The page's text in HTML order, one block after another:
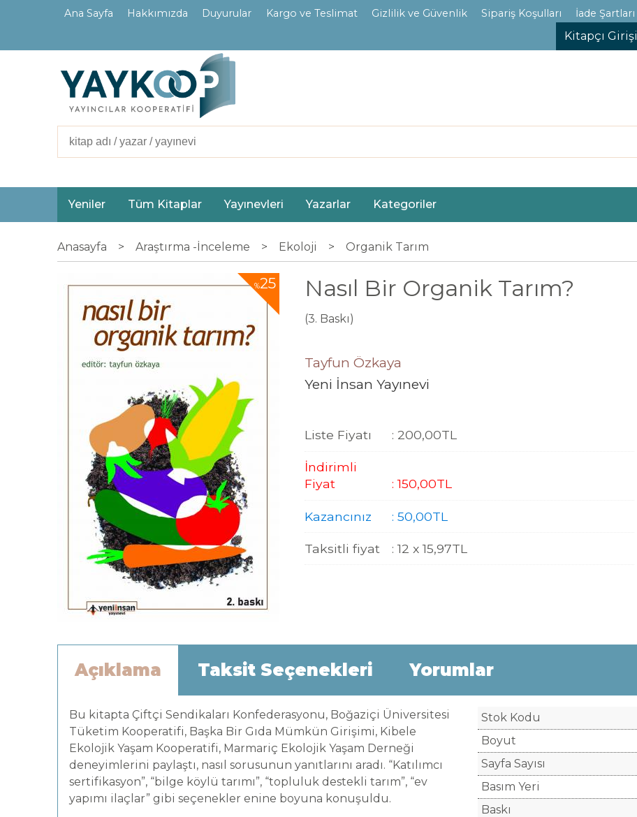
Ana Sayfa Hakkımızda Duyurular Kargo ve Teslimat Gizlilik ve Güvenlik Sipariş Koşulları İade Şartları
Kitapçı Girişi
Yeniler Tüm Kitaplar Yayınevleri Yazarlar Kategoriler
Anasayfa > Araştırma -İnceleme > Ekoloji > Organik Tarım
%25 Nasıl Bir Organik Tarım?
(3. Baskı)
Tayfun Özkaya
Yeni İnsan Yayınevi
Liste Fiyatı : 200,00TL
İndirimli
Fiyat
:150,00TL
Kazancınız : 50,00TL
Taksitli fiyat : 12 x 15,97TL
Açıklama Taksit Seçenekleri Yorumlar
Bu kitapta Çiftçi Sendikaları Konfederasyonu, Boğaziçi Üniversitesi
Tüketim Kooperatifi, Başka Bir Gıda Mümkün Girişimi, Kibele
Ekolojik Yaşam Kooperatifi, Marmariç Ekolojik Yaşam Derneği
deneyimlerini paylaştı, nasıl sorusunun yanıtlarını aradı. “Katılımcı
sertifikasyon”, “bilge köylü tarımı”, “topluluk destekli tarım”, “ev
yapımı ilaçlar” gibi seçenekler enine boyuna konuşuldu.
Stok Kodu
Boyut
Sayfa Sayısı
Basım Yeri
Baskı